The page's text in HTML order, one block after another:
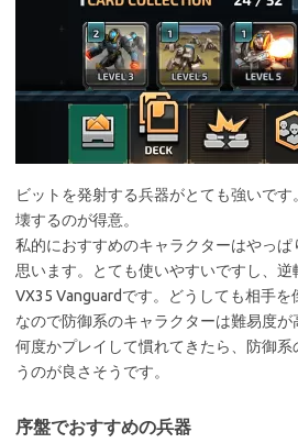
ビットを発射する兵器がとても強いで
壊するのが得意。
私的におすすめのキャラクターはやっぱ
思います。とても使いやすいですし、
VX35 Vanguardです。どうしても相手を
なので防御系のキャラクターは難易度が
何度かプレイして慣れてきたら、防御
うのが良さそうです。
序盤でおすすめの兵器